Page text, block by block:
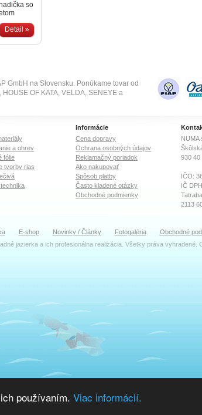
používaním. Viac informácií.
so
Výborná
priemer:
Detail »
GmbH na Slovensku. Ponúkame tovar od
OF KATA, VELDA, SENEYE a
a ohrev
fólie
tvorby rias
Informácie
Cena dopravy
Ochrana osobných údajov
Reklamačný poriadok
Ako nakupovať
Spôsob platby
Často kladené otázky
Obchodné podmienky
NUMA
930 40
IČO:
IČ
2113
Oddiel:
Ing.
E-shop Novinky / Články Fotogaléria Obchodné
jazierka a ich profesionálna realizácia. Všetky práva vyhradené.